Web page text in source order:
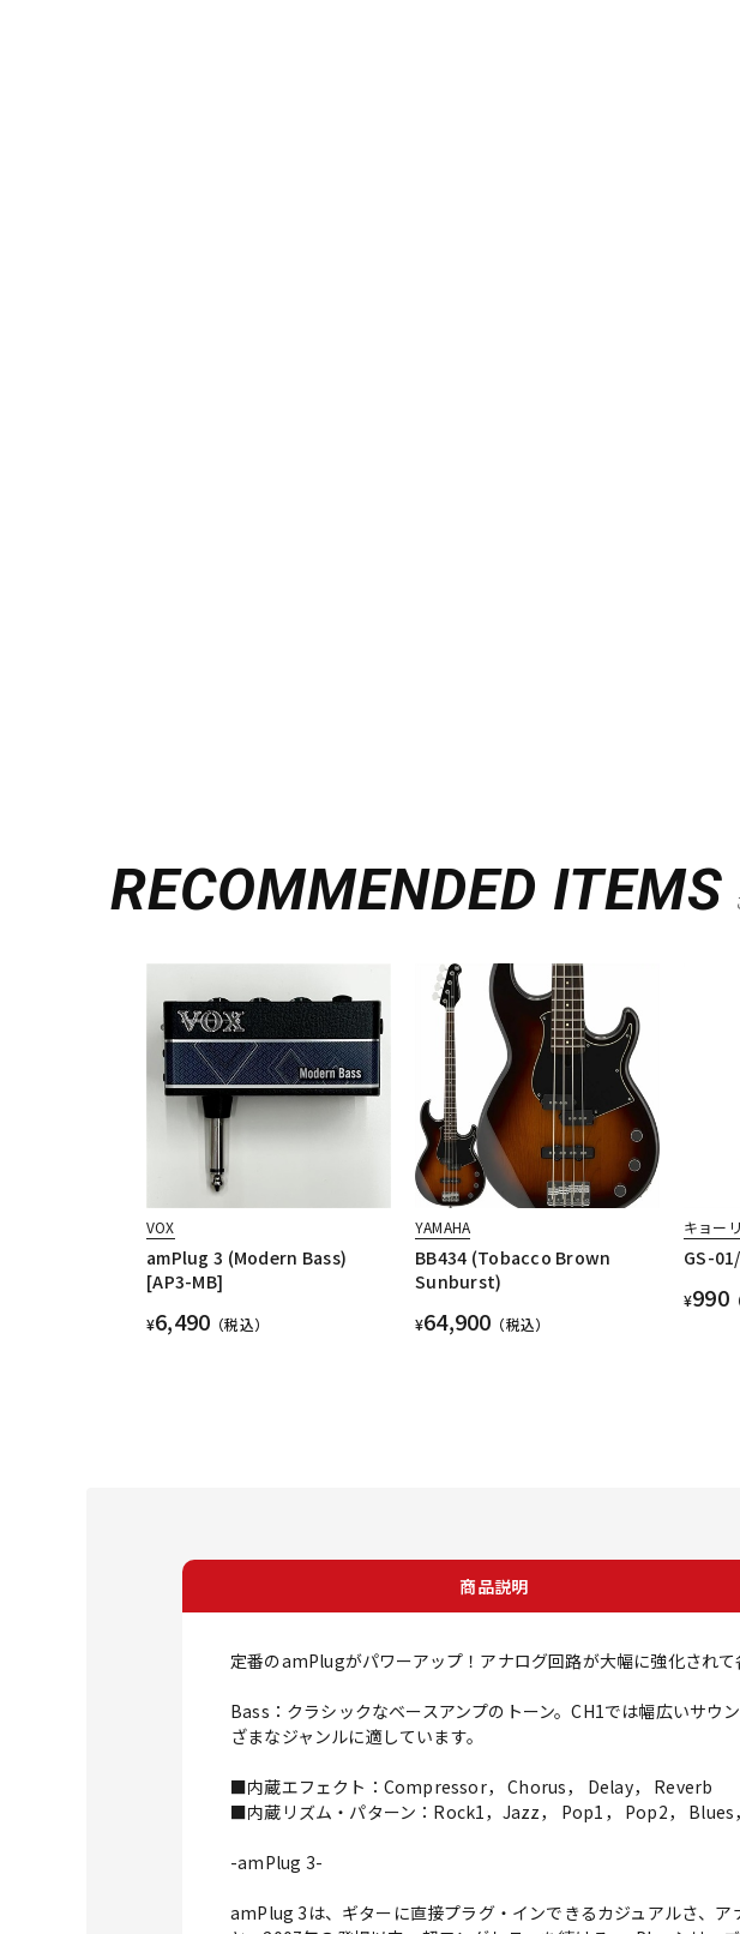
RECOMMENDED ITEMS
VOX
amPlug 3 (Modern Bass)
[AP3-MB]
¥6,490 （税込）
YAMAHA
BB434 (Tobacco Brown
Sunburst)
¥64,900 （税込）
キョー
GS-
¥990
商品説明
定番のamPlugがパワーアップ！アナログ回路が大幅に強化され
Bass：クラシックなベースアンプのトーン。CH1では幅広いサ
ざまなジャンルに適しています。
■内蔵エフェクト：Compressor， Chorus， Delay， Reverb
■内蔵リズム・パターン：Rock1，Jazz， Pop1， Pop2，
-amPlug 3-
amPlug 3は、ギターに直接プラグ・インできるカジュアルさ、